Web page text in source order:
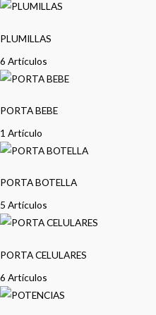
PLUMILLAS
6 Artículos
PORTA BEBE
1 Artículo
PORTA BOTELLA
5 Artículos
PORTA CELULARES
6 Artículos